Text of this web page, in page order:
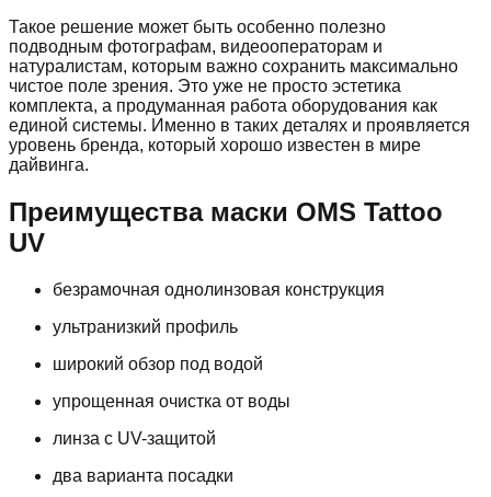
Такое решение может быть особенно полезно
подводным фотографам, видеооператорам и
натуралистам, которым важно сохранить максимально
чистое поле зрения. Это уже не просто эстетика
комплекта, а продуманная работа оборудования как
единой системы. Именно в таких деталях и проявляется
уровень бренда, который хорошо известен в мире
дайвинга.
Преимущества маски OMS Tattoo
UV
безрамочная однолинзовая конструкция
ультранизкий профиль
широкий обзор под водой
упрощенная очистка от воды
линза с UV-защитой
два варианта посадки